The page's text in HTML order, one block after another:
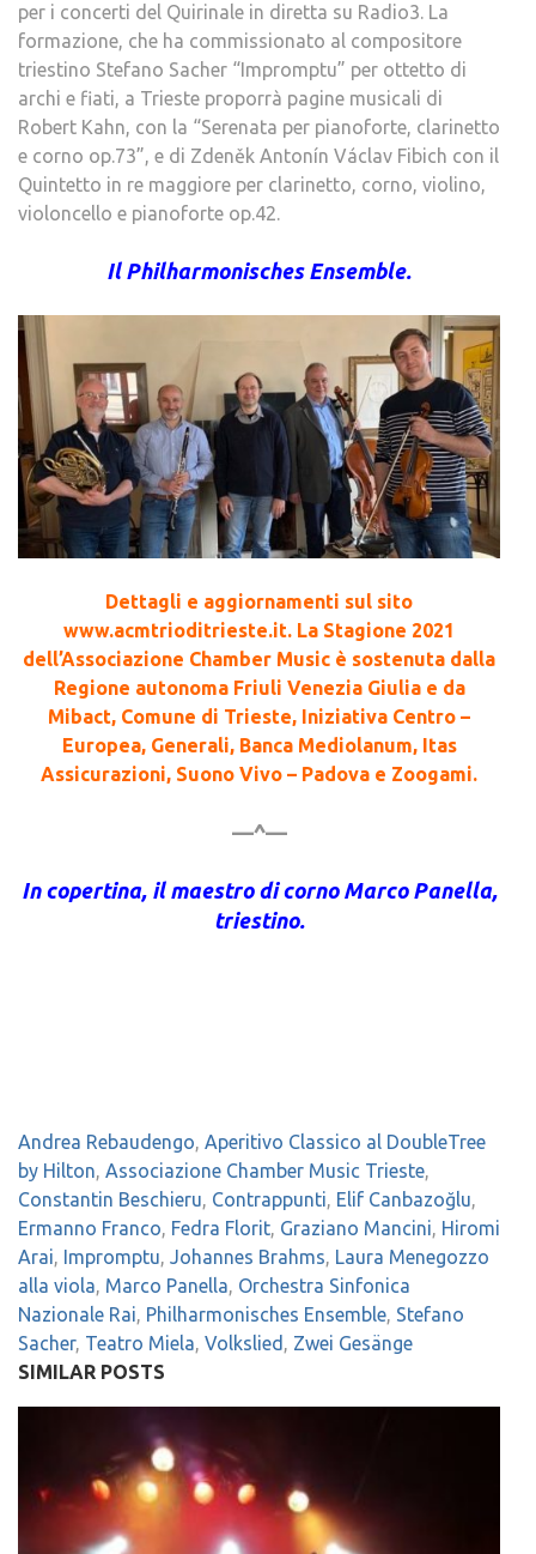
per i concerti del Quirinale in diretta su Radio3. La
formazione, che ha commissionato al compositore
triestino Stefano Sacher “Impromptu” per ottetto di
archi e fiati, a Trieste proporrà pagine musicali di
Robert Kahn, con la “Serenata per pianoforte, clarinetto
e corno op.73”, e di Zdeněk Antonín Václav Fibich con il
Quintetto in re maggiore per clarinetto, corno, violino,
violoncello e pianoforte op.42.
Il Philharmonisches Ensemble.
Dettagli e aggiornamenti sul sito
www.acmtrioditrieste.it. La Stagione 2021
dell’Associazione Chamber Music è sostenuta dalla
Regione autonoma Friuli Venezia Giulia e da
Mibact, Comune di Trieste, Iniziativa Centro –
Europea, Generali, Banca Mediolanum, Itas
Assicurazioni, Suono Vivo – Padova e Zoogami.
—^—
In copertina, il maestro di corno Marco Panella,
triestino.
Andrea Rebaudengo, Aperitivo Classico al DoubleTree
by Hilton, Associazione Chamber Music Trieste,
Constantin Beschieru, Contrappunti, Elif Canbazoğlu,
Ermanno Franco, Fedra Florit, Graziano Mancini, Hiromi
Arai, Impromptu, Johannes Brahms, Laura Menegozzo
alla viola, Marco Panella, Orchestra Sinfonica
Nazionale Rai, Philharmonisches Ensemble, Stefano
Sacher, Teatro Miela, Volkslied , Zwei Gesänge
SIMILAR POSTS